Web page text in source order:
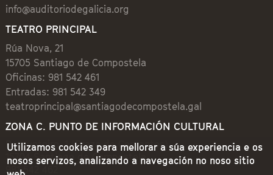
info@auditoriodegalicia.org
TEATRO PRINCIPAL
Rúa Nova, 21
15705 Santiago de Compostela
Oficinas: 981 542 461
Entradas: 981 542 349
teatroprincipal@santiagodecompostela.gal
ZONA C. PUNTO DE INFORMACIÓN CULTURAL
Preguntoiro, 1 (Praza de Cervantes)
15704 Santiago de Compostela
981 542 462
Utilizamos cookies para mellorar a súa experiencia e os
nosos servizos, analizando a navegación no noso sitio